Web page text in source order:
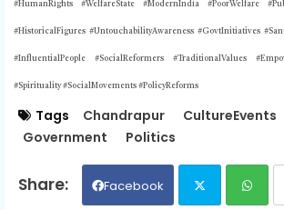
#HumanRights #WelfareState #ModernIndia #PoorWelfare
#HistoricalFigures #UntouchabilityAwareness #GovtInitiatives
#InfluentialPeople #SocialReformers #TraditionalValues
#Spirituality #SocialMovements #PolicyReforms
Tags Chandrapur CultureEvents
Government
Politics
Facebook